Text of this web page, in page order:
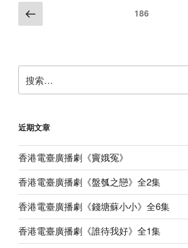
文
章
页
上
一
186
索：
近期文章
香港電臺廣播劇《竇娥冤》
香港電臺廣播劇《盤瓠之戀》全2集
香港電臺廣播劇《錢塘蘇小小》全6集
香港電臺廣播劇《誰待我好》全1集